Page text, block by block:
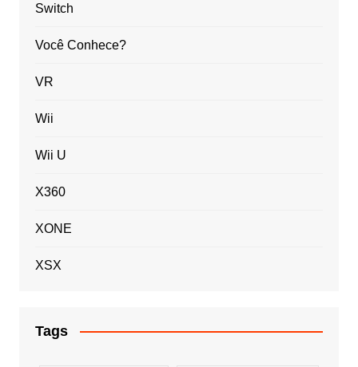
Switch
Você Conhece?
VR
Wii
Wii U
X360
XONE
XSX
Tags